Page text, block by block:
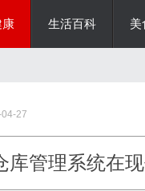
康 生活百科 美
27
库管理系统在